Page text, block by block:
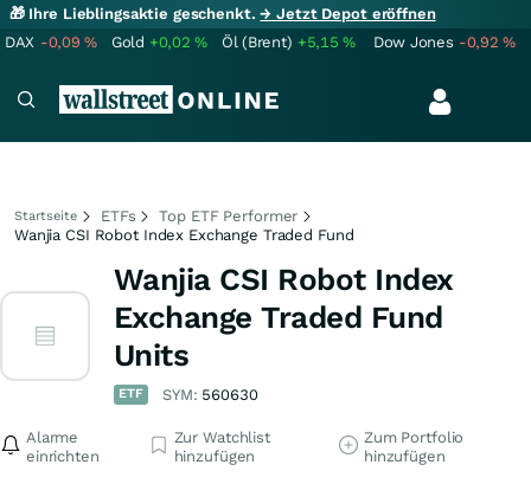
🎁 Ihre Lieblingsaktie geschenkt.→ Jetzt Depot eröffnen
DAX -0,09% Gold +0,02% Öl (Brent) +5,15% Dow Jones -0,92%
Startseite ETFs
Top ETF Performer
Wanjia CSI Robot Index Exchange Traded Fund
Wanjia CSI Robot Index
Exchange Traded Fund
Units
ETF SYM: 560630
Alarme
einrichten
Zur Watchlist
hinzufügen
Zum Portfolio
hinzufügen